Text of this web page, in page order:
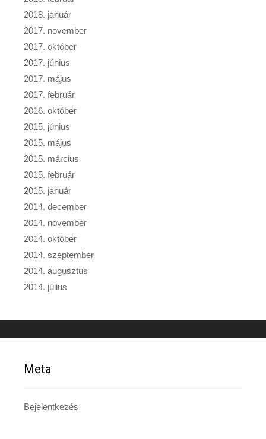
2018. január
2017. november
2017. október
2017. június
2017. május
2017. február
2016. október
2015. június
2015. május
2015. március
2015. február
2015. január
2014. december
2014. november
2014. október
2014. szeptember
2014. augusztus
2014. július
Meta
Bejelentkezés